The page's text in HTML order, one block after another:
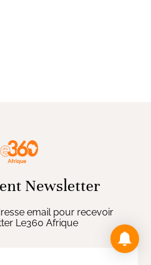
Newsletter
email pour recevoir
Le360 Afrique